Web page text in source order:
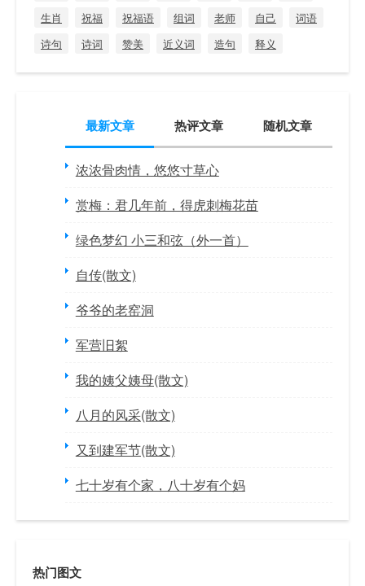
生肖
祝福 祝福语 组词 老师 自己
词语
诗句
诗词 赞美 近义词 造句 释义
最新文章 热评文章 随机文章
浓浓骨肉情，悠悠寸草心
赏梅：君几年前，得虎刺梅花苗
绿色梦幻 小三和弦（外一首）
自传(散文)
爷爷的老窑洞
军营旧絮
我的姨父姨母(散文)
八月的风采(散文)
又到建军节(散文)
七十岁有个家，八十岁有个妈
热门图文